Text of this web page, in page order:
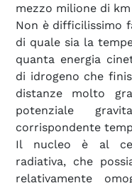
mezzo milione di
Non è difficilissimo
di quale sia la
quanta energia
di idrogeno che
distanze molto
potenziale
corrispondente
Il nucleo è al
radiativa, che
relativamente